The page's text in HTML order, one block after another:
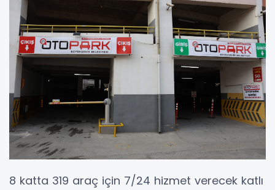
8 katta 319 araç için 7/24 hizmet verecek katlı